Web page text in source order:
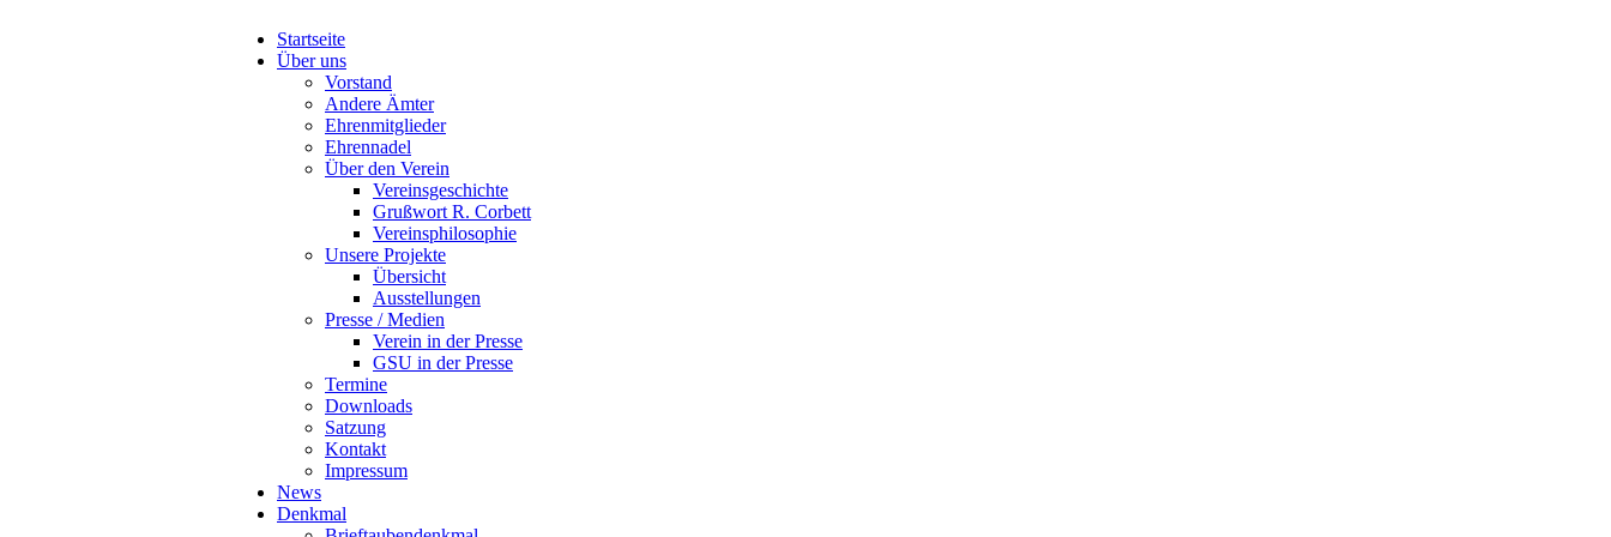
Startseite
Über uns
Vorstand
Andere Ämter
Ehrenmitglieder
Ehrennadel
Über den Verein
Vereinsgeschichte
Grußwort R. Corbett
Vereinsphilosophie
Unsere Projekte
Übersicht
Ausstellungen
Presse / Medien
Verein in der Presse
GSU in der Presse
Termine
Downloads
Satzung
Kontakt
Impressum
News
Denkmal